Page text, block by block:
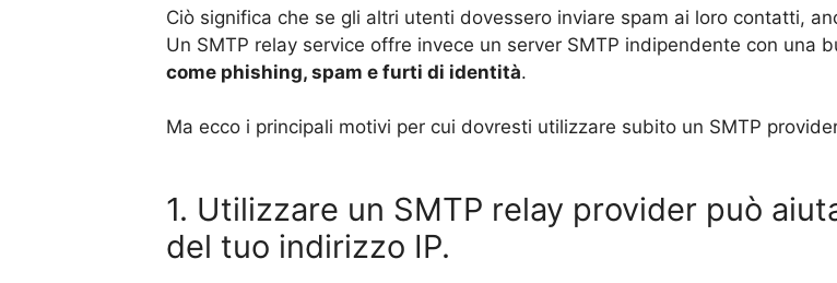
Ciò significa che se gli altri utenti dovessero inviare spam ai loro contatti,
Un SMTP relay service offre invece un server SMTP indipendente con una
come phishing, spam e furti di identità.
Ma ecco i principali motivi per cui dovresti utilizzare subito un SMTP
1. Utilizzare un SMTP relay provider può
del tuo indirizzo IP.